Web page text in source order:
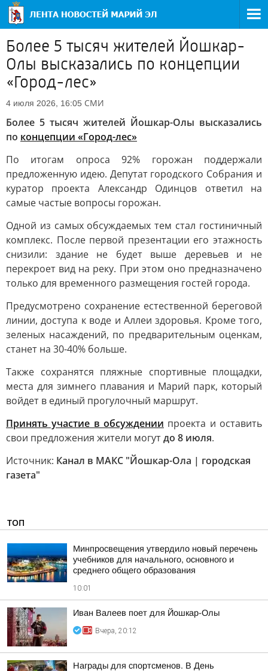
Более 5 тысяч жителей Йошкар-
Олы высказались по концепции
«Город-лес»
4 июля 2026, 16:05 СМИ
Более 5 тысяч жителей Йошкар-Олы высказались
по концепции «Город-лес»
По итогам опроса 92% горожан поддержали
предложенную идею. Депутат городского Собрания и
куратор проекта Александр Одинцов ответил на
самые частые вопросы горожан.
Одной из самых обсуждаемых тем стал гостиничный
комплекс. После первой презентации его этажность
снизили: здание не будет выше деревьев и не
перекроет вид на реку. При этом оно предназначено
только для временного размещения гостей города.
Предусмотрено сохранение естественной береговой
линии, доступа к воде и Аллеи здоровья. Кроме того,
зеленых насаждений, по предварительным оценкам,
станет на 30-40% больше.
Также сохранятся пляжные спортивные площадки,
места для зимнего плавания и Марий парк, который
войдет в единый прогулочный маршрут.
Принять участие в обсуждении проекта и оставить
свои предложения жители могутдо 8 июля.
Источник: Канал в МАКС "Йошкар-Ола | городская
газета"
ТОП
Минпросвещения утвердило новый перечень
учебников для начального, основного и
среднего общего образования
10:01
Иван Валеев поет для Йошкар-Олы
Вчера, 20:12
Награды для спортсменов. В День